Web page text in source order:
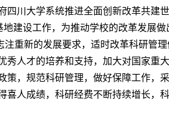
四川大学系统推进全面创新改革共建
建设工作，为推动学校的改革发展做
重新的发展要求，适时改革科研管
秀人才的培养和支持，加大对国家重
策，规范科研管理，做好保障工作，
喜人成绩，科研经费不断持续增长，